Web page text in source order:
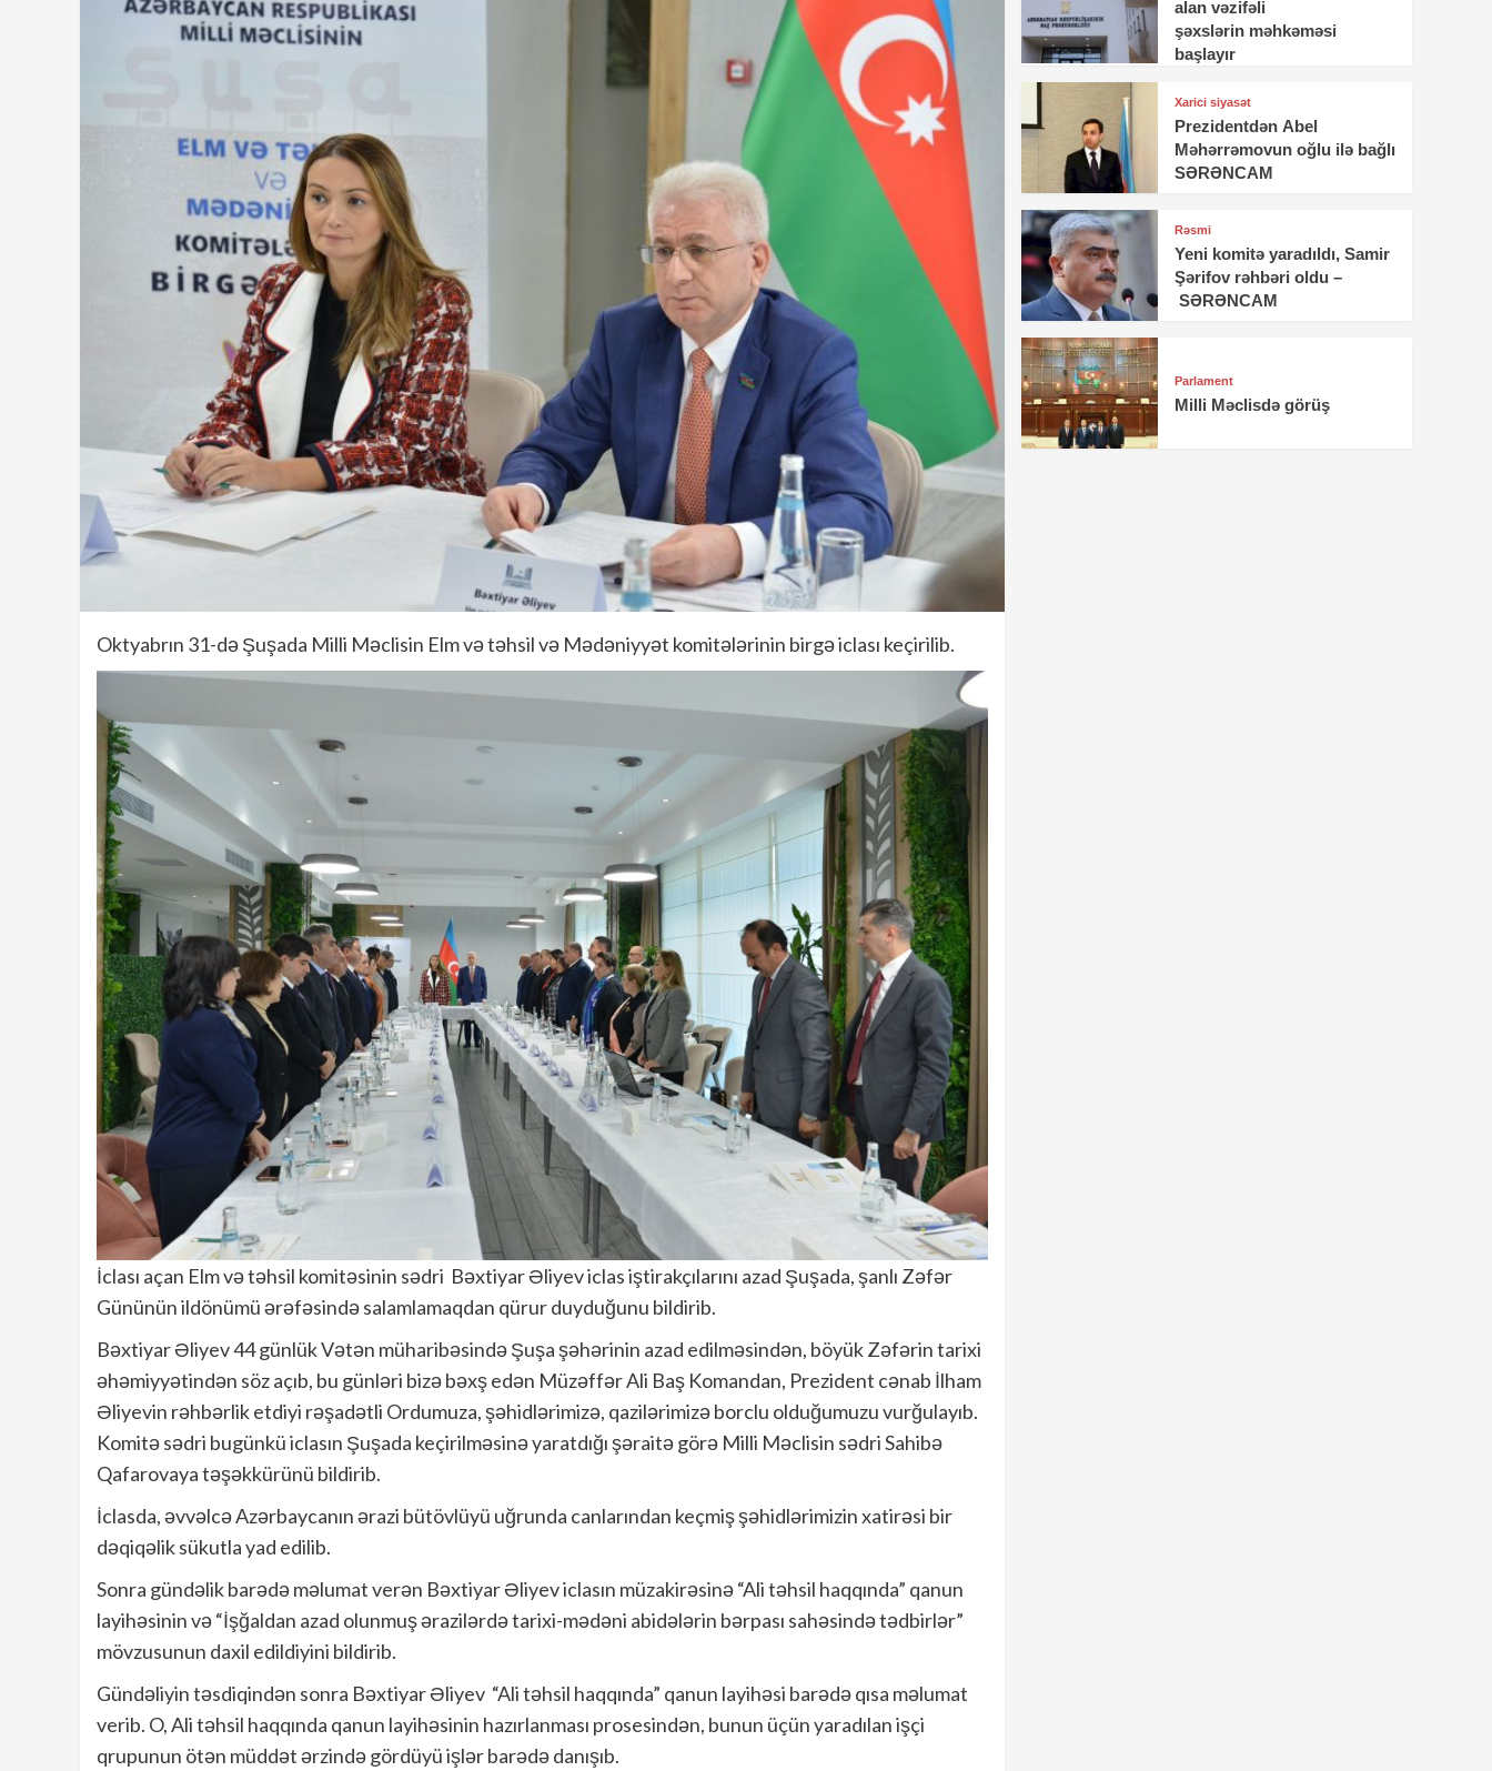
Oktyabrın 31-də Şuşada Milli Məclisin Elm və təhsil və Mədəniyyət komitələrinin birgə iclası keçirilib.
İclası açan Elm və təhsil komitəsinin sədri Bəxtiyar Əliyev iclas iştirakçılarını azad Şuşada, şanlı Zəfər
Gününün ildönümü ərəfəsində salamlamaqdan qürur duyduğunu bildirib.
Bəxtiyar Əliyev 44 günlük Vətən müharibəsində Şuşa şəhərinin azad edilməsindən, böyük Zəfərin tarixi
əhəmiyyətindən söz açıb, bu günləri bizə bəxş edən Müzəffər Ali Baş Komandan, Prezident cənab İlham
Əliyevin rəhbərlik etdiyi rəşadətli Ordumuza, şəhidlərimizə, qazilərimizə borclu olduğumuzu vurğulayıb.
Komitə sədri bugünkü iclasın Şuşada keçirilməsinə yaratdığı şəraitə görə Milli Məclisin sədri Sahibə
Qafarovaya təşəkkürünü bildirib.
İclasda, əvvəlcə Azərbaycanın ərazi bütövlüyü uğrunda canlarından keçmiş şəhidlərimizin xatirəsi bir
dəqiqəlik sükutla yad edilib.
Sonra gündəlik barədə məlumat verən Bəxtiyar Əliyev iclasın müzakirəsinə “Ali təhsil haqqında” qanun
layihəsinin və “İşğaldan azad olunmuş ərazilərdə tarixi-mədəni abidələrin bərpası sahəsində tədbirlər”
mövzusunun daxil edildiyini bildirib.
Gündəliyin təsdiqindən sonra Bəxtiyar Əliyev “Ali təhsil haqqında” qanun layihəsi barədə qısa məlumat
verib. O, Ali təhsil haqqında qanun layihəsinin hazırlanması prosesindən, bunun üçün yaradılan işçi
qrupunun ötən müddət ərzində gördüyü işlər barədə danışıb.
alan vəzifəli
şəxslərin məhkəməsi
başlayır
Xarici siyasət
Prezidentdən Abel
Məhərrəmovun oğlu ilə bağlı
SƏRƏNCAM
Rəsmi
Yeni komitə yaradıldı, Samir
Şərifov rəhbəri oldu –
SƏRƏNCAM
Parlament
Milli Məclisdə görüş